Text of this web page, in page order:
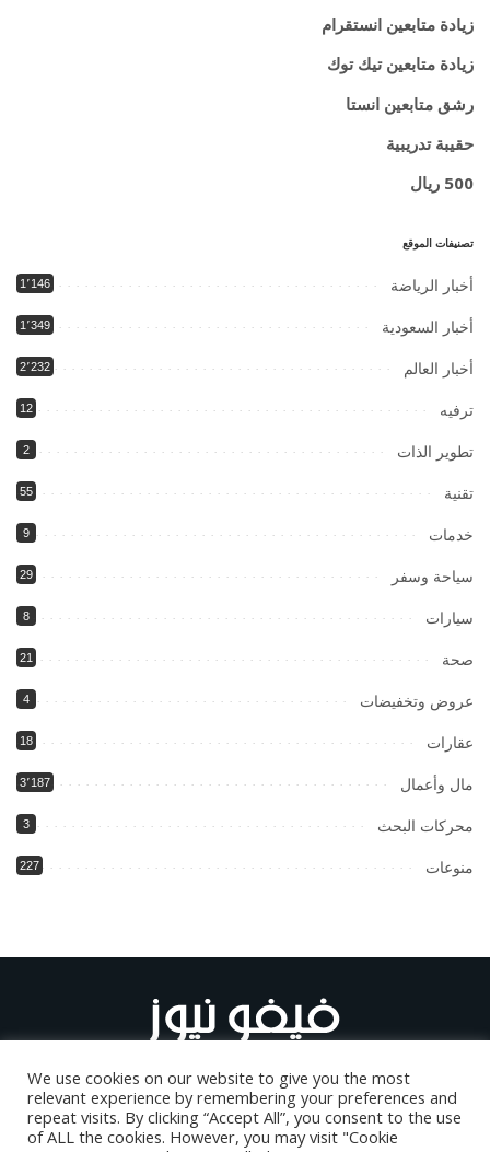
زيادة متابعين انستقرام
زيادة متابعين تيك توك
رشق متابعين انستا
حقيبة تدريبية
500 ريال
تصنيفات الموقع
أخبار الرياضة 1٬146
أخبار السعودية 1٬349
أخبار العالم 2٬232
ترفيه 12
تطوير الذات 2
تقنية 55
خدمات 9
سياحة وسفر 29
سيارات 8
صحة 21
عروض وتخفيضات 4
عقارات 18
مال وأعمال 3٬187
محركات البحث 3
منوعات 227
أعلن على موقعنا من نحن اتصل بنا اتفاقية الاستخدام koora live
We use cookies on our website to give you the most
relevant experience by remembering your preferences and
repeat visits. By clicking “Accept All”, you consent to the use
of ALL the cookies. However, you may visit "Cookie